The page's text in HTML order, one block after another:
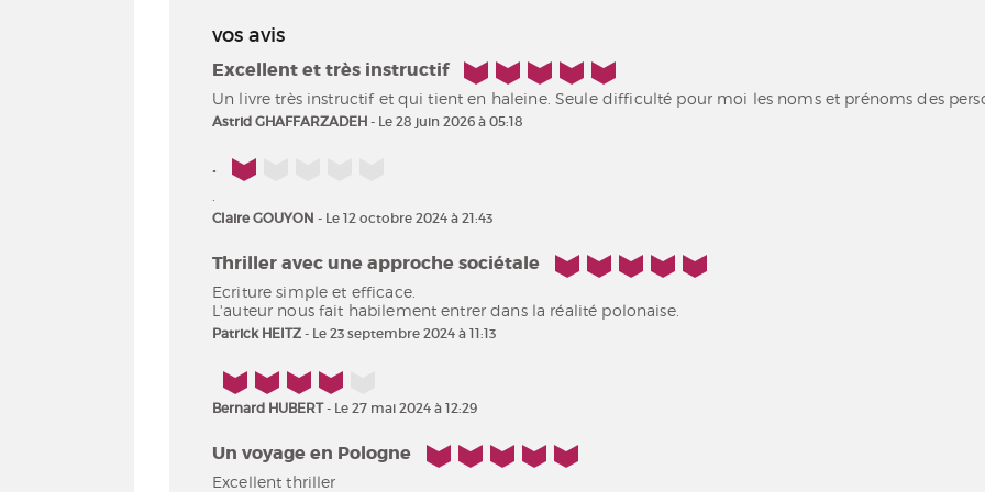
vos avis
Excellent et très instructif 5/5
Un livre très instructif et qui tient en haleine. Seule difficulté pour moi les noms et prénoms des
Astrid GHAFFARZADEH - Le 28 juin 2026 à 05:18
. 1/5
Claire GOUYON - Le 12 octobre 2024 à 21:43
Thriller avec une approche sociétale 5/5
Ecriture simple et efficace.
L'auteur nous fait habilement entrer dans la réalité polonaise.
Patrick HEITZ - Le 23 septembre 2024 à 11:13
4/5
Bernard HUBERT- Le 27 mai 2024 à 12:29
Un voyage en Pologne 5/5
Excellent thriller